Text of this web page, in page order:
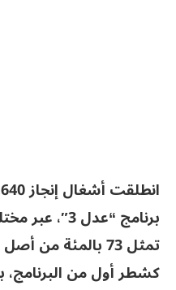
برنامج “عدل
كشطر أول من البرنامج،